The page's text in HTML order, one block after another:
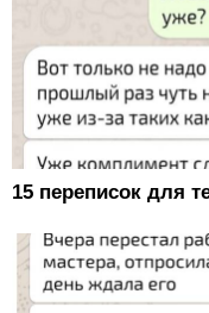
15 переписок для